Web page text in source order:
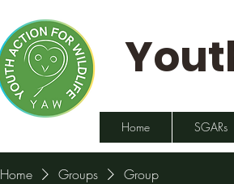
Home SGARs
Home Groups Group